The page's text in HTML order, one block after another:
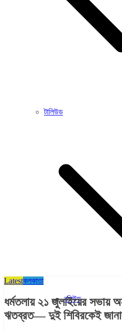
টালিউড
বলিউড
Latestকলকাতা
ধর্মতলায় ২১ জুলাইয়ের সভায়
ঋতব্রত— দুই শিবিরকেই